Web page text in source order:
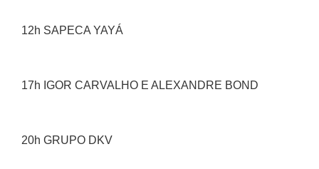
12h SAPECA YAYÁ
17h IGOR CARVALHO E ALEXANDRE BOND
20h GRUPO DKV